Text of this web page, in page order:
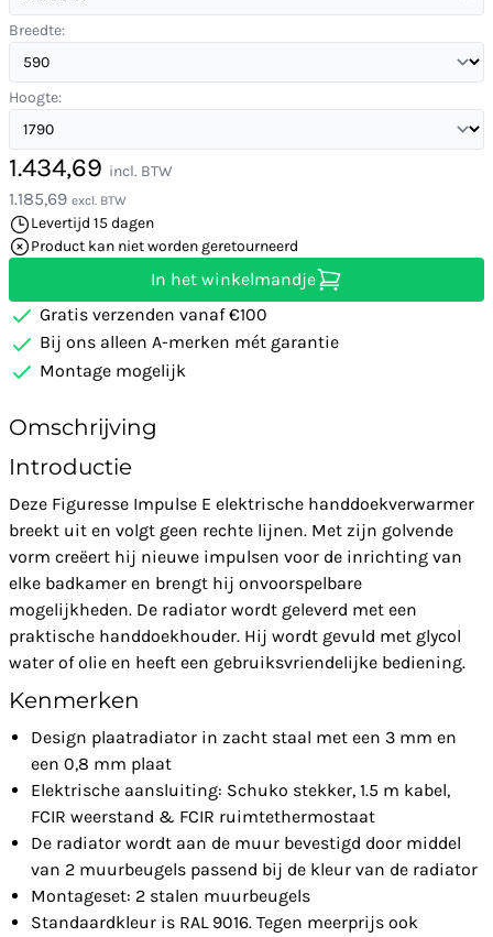
Breedte:
Hoogte:
1.434,69 incl. BTW
1.185,69 excl. BTW
Levertijd 15 dagen
Product kan niet worden geretourneerd
In het winkelmandje
Gratis verzenden vanaf €100
Bij ons alleen A-merken mét garantie
Montage mogelijk
Omschrijving
Introductie
Deze Figuresse Impulse E elektrische handdoekverwarmer
breekt uit en volgt geen rechte lijnen. Met zijn golvende
vorm creëert hij nieuwe impulsen voor de inrichting van
elke badkamer en brengt hij onvoorspelbare
mogelijkheden. De radiator wordt geleverd met een
praktische handdoekhouder. Hij wordt gevuld met glycol
water of olie en heeft een gebruiksvriendelijke bediening.
Kenmerken
Design plaatradiator in zacht staal met een 3 mm en
een 0,8 mm plaat
Elektrische aansluiting: Schuko stekker, 1.5 m kabel,
FCIR weerstand & FCIR ruimtethermostaat
De radiator wordt aan de muur bevestigd door middel
van 2 muurbeugels passend bij de kleur van de radiator
Montageset: 2 stalen muurbeugels
Standaardkleur is RAL 9016. Tegen meerprijs ook